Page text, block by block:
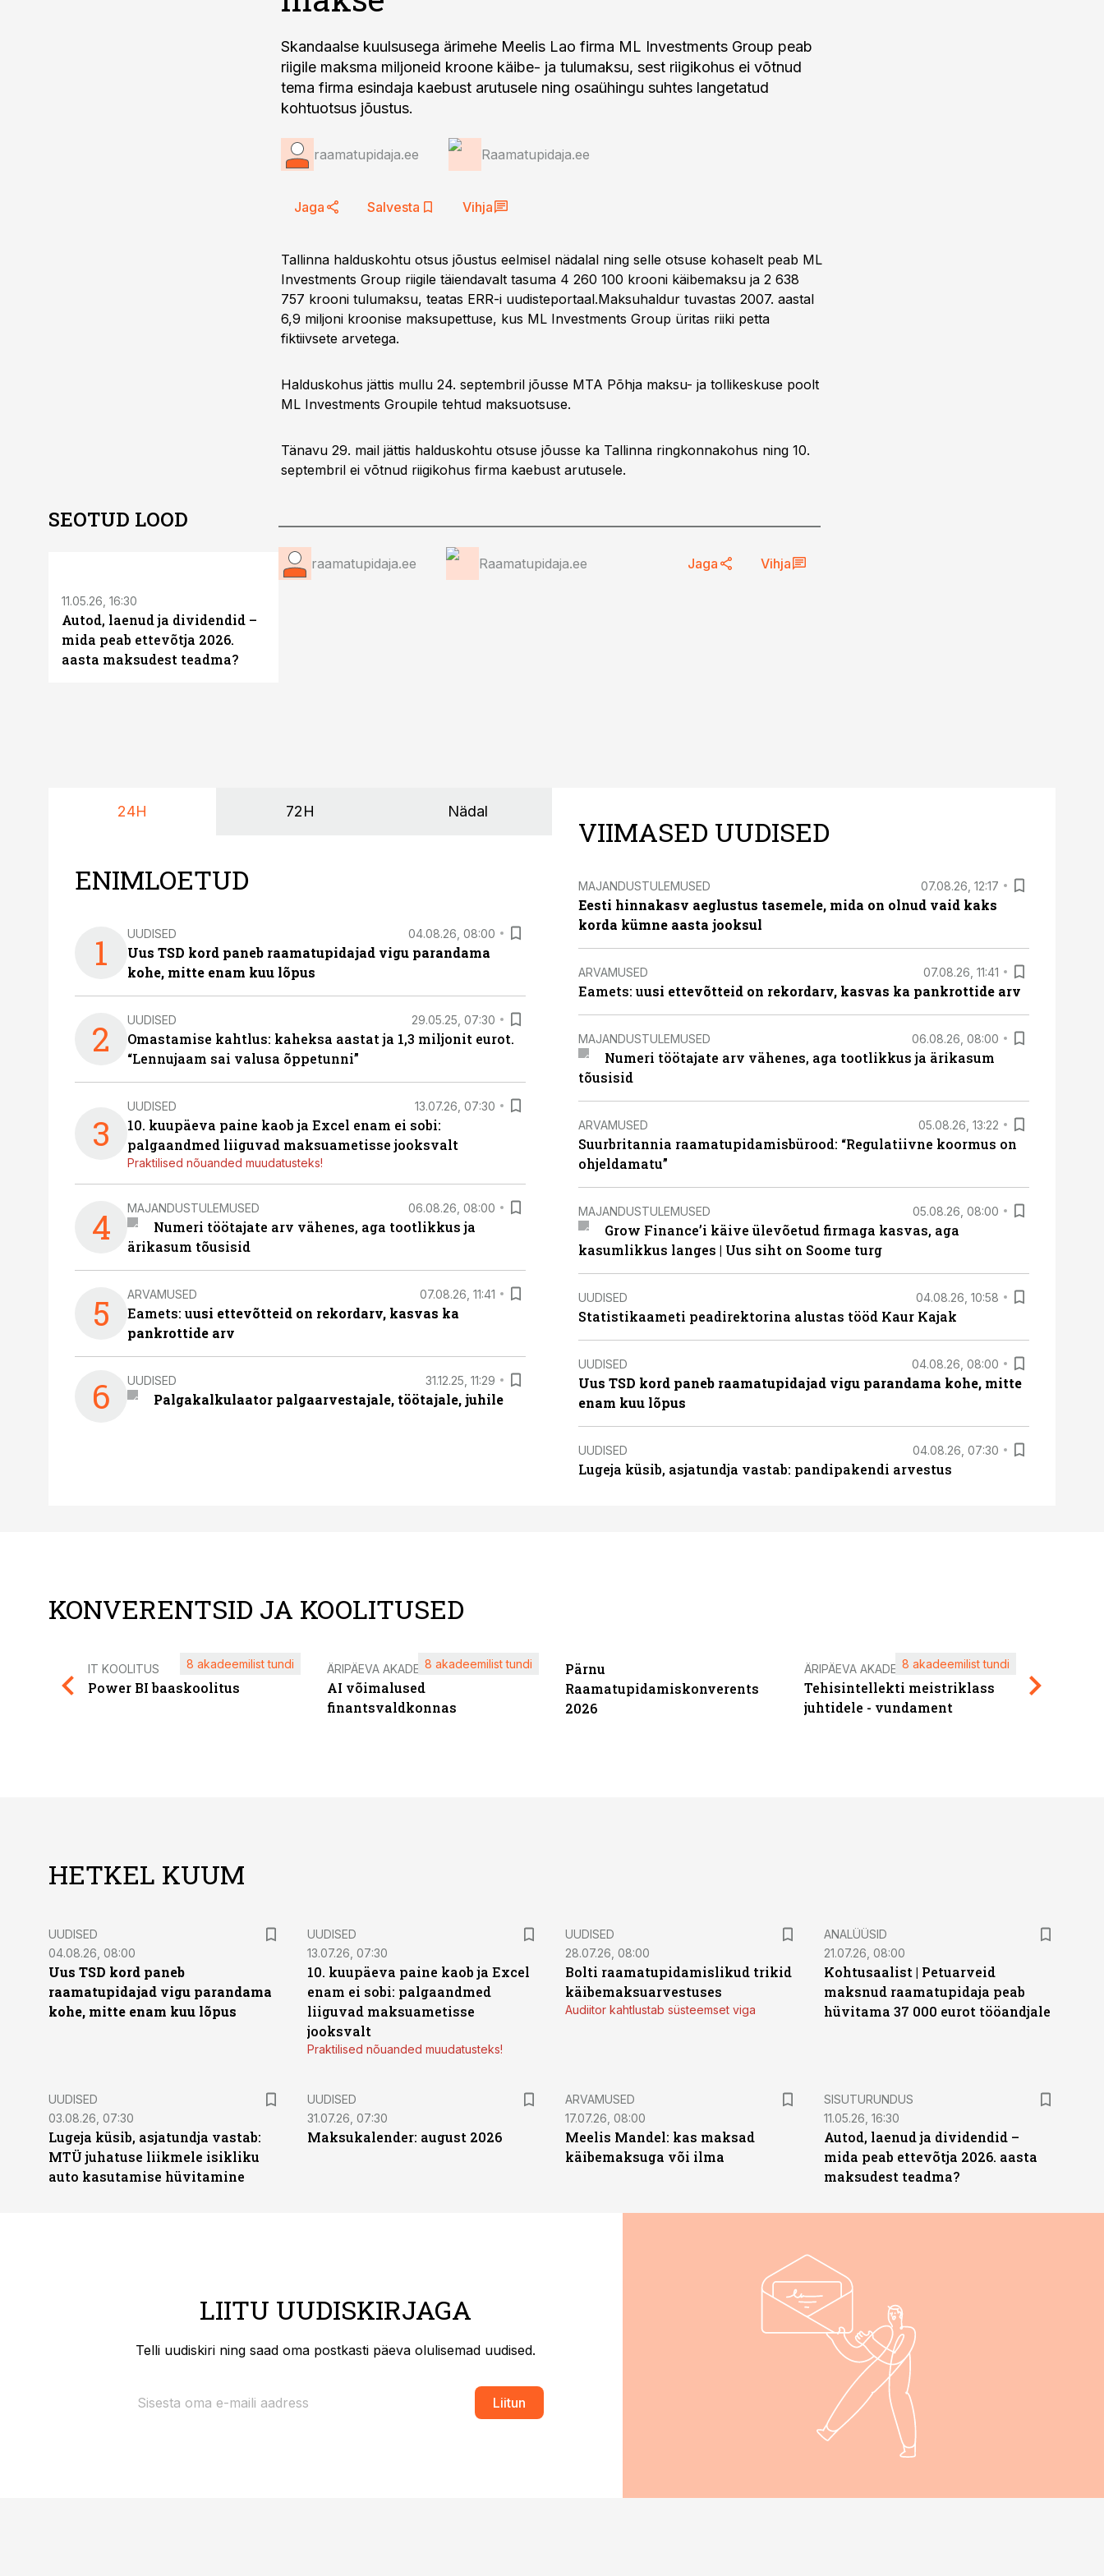
Skandaalse kuulsusega ärimehe Meelis Lao firma ML Investments Group peab
riigile maksma miljoneid kroone käibe- ja tulumaksu, sest riigikohus ei võtnud
tema firma esindaja kaebust arutusele ning osaühingu suhtes langetatud
kohtuotsus jõustus.
raamatupidaja.ee Raamatupidaja.ee
Jaga Salvesta Vihja
Tallinna halduskohtu otsus jõustus eelmisel nädalal ning selle otsuse kohaselt peab ML
Investments Group riigile täiendavalt tasuma 4 260 100 krooni käibemaksu ja 2 638
757 krooni tulumaksu, teatas ERR-i uudisteportaal.Maksuhaldur tuvastas 2007. aastal
6,9 miljoni kroonise maksupettuse, kus ML Investments Group üritas riiki petta
fiktiivsete arvetega.
Halduskohus jättis mullu 24. septembril jõusse MTA Põhja maksu- ja tollikeskuse poolt
ML Investments Groupile tehtud maksuotsuse.
Tänavu 29. mail jättis halduskohtu otsuse jõusse ka Tallinna ringkonnakohus ning 10.
septembril ei võtnud riigikohus firma kaebust arutusele.
raamatupidaja.ee Raamatupidaja.ee Jaga Vihja
SEOTUD LOOD
11.05.26, 16:30
Autod, laenud ja dividendid –
mida peab ettevõtja 2026.
aasta maksudest teadma?
24H 72H Nädal
ENIMLOETUD
1 UUDISED 04.08.26, 08:00
Uus TSD kord paneb raamatupidajad vigu parandama
kohe, mitte enam kuu lõpus
2 UUDISED 29.05.25, 07:30
Omastamise kahtlus: kaheksa aastat ja 1,3 miljonit eurot.
“Lennujaam sai valusa õppetunni”
3
UUDISED 13.07.26, 07:30
10. kuupäeva paine kaob ja Excel enam ei sobi:
palgaandmed liiguvad maksuametisse jooksvalt
Praktilised nõuanded muudatusteks!
4 MAJANDUSTULEMUSED 06.08.26, 08:00
Numeri töötajate arv vähenes, aga tootlikkus ja
ärikasum tõusisid
5 ARVAMUSED 07.08.26, 11:41
Eamets: uusi ettevõtteid on rekordarv, kasvas ka
pankrottide arv
6 UUDISED 31.12.25, 11:29
Palgakalkulaator palgaarvestajale, töötajale, juhile
VIIMASED UUDISED
MAJANDUSTULEMUSED 07.08.26, 12:17
Eesti hinnakasv aeglustus tasemele, mida on olnud vaid kaks
korda kümne aasta jooksul
ARVAMUSED 07.08.26, 11:41
Eamets: uusi ettevõtteid on rekordarv, kasvas ka pankrottide arv
MAJANDUSTULEMUSED 06.08.26, 08:00
Numeri töötajate arv vähenes, aga tootlikkus ja ärikasum
tõusisid
ARVAMUSED 05.08.26, 13:22
Suurbritannia raamatupidamisbürood: “Regulatiivne koormus on
ohjeldamatu”
MAJANDUSTULEMUSED 05.08.26, 08:00
Grow Finance’i käive ülevõetud firmaga kasvas, aga
kasumlikkus langes | Uus siht on Soome turg
UUDISED 04.08.26, 10:58
Statistikaameti peadirektorina alustas tööd Kaur Kajak
UUDISED 04.08.26, 08:00
Uus TSD kord paneb raamatupidajad vigu parandama kohe, mitte
enam kuu lõpus
UUDISED 04.08.26, 07:30
Lugeja küsib, asjatundja vastab: pandipakendi arvestus
KONVERENTSID JA KOOLITUSED
IT KOOLITUS
Power BI baaskoolitus
8 akadeemilist tundi ÄRIPÄEVA AKADEEMIA
AI võimalused
finantsvaldkonnas
8 akadeemilist tundi
Pärnu
Raamatupidamiskonverents
2026
ÄRIPÄEVA AKADEEMIA
Tehisintellekti meistriklass
juhtidele - vundament
8 akadeemilist tundi
HETKEL KUUM
UUDISED
04.08.26, 08:00
Uus TSD kord paneb
raamatupidajad vigu parandama
kohe, mitte enam kuu lõpus
UUDISED
13.07.26, 07:30
10. kuupäeva paine kaob ja Excel
enam ei sobi: palgaandmed
liiguvad maksuametisse
jooksvalt
Praktilised nõuanded muudatusteks!
UUDISED
28.07.26, 08:00
Bolti raamatupidamislikud trikid
käibemaksuarvestuses
Audiitor kahtlustab süsteemset viga
ANALÜÜSID
21.07.26, 08:00
Kohtusaalist | Petuarveid
maksnud raamatupidaja peab
hüvitama 37 000 eurot tööandjale
UUDISED
03.08.26, 07:30
Lugeja küsib, asjatundja vastab:
MTÜ juhatuse liikmele isikliku
auto kasutamise hüvitamine
UUDISED
31.07.26, 07:30
Maksukalender: august 2026
ARVAMUSED
17.07.26, 08:00
Meelis Mandel: kas maksad
käibemaksuga või ilma
ST
SISUTURUNDUS
11.05.26, 16:30
Autod, laenud ja dividendid –
mida peab ettevõtja 2026. aasta
maksudest teadma?
LIITU UUDISKIRJAGA
Telli uudiskiri ning saad oma postkasti päeva olulisemad uudised.
Liitun